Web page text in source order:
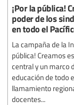
¡Por la pública!
poder de los
en todo el
La campaña de la
pública! Creamos
central y un marco
educación de todo
llamamiento
docentes...